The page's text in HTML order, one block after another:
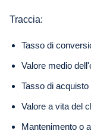
Traccia:
Tasso di
Valore medio
Tasso di acquisto
Valore a vita del
Mantenimento o